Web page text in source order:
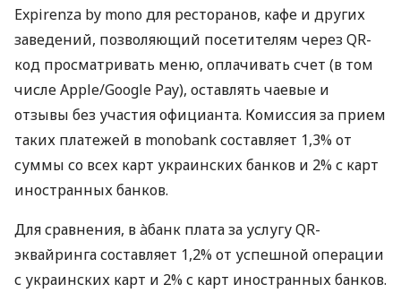
Expirenza by mono для ресторанов, кафе и других
заведений, позволяющий посетителям через QR-
код просматривать меню, оплачивать счет (в том
числе Apple/Google Pay), оставлять чаевые и
отзывы без участия официанта. Комиссия за прием
таких платежей в monobank составляет 1,3% от
суммы со всех карт украинских банков и 2% с карт
иностранных банков.
Для сравнения, в àбанк плата за услугу QR-
эквайринга составляет 1,2% от успешной операции
с украинских карт и 2% с карт иностранных банков.